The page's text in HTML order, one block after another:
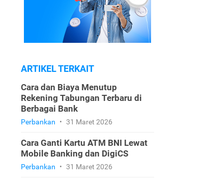
ARTIKEL TERKAIT
Cara dan Biaya Menutup
Rekening Tabungan Terbaru di
Berbagai Bank
Perbankan • 31 Maret 2026
Cara Ganti Kartu ATM BNI Lewat
Mobile Banking dan DigiCS
Perbankan • 31 Maret 2026